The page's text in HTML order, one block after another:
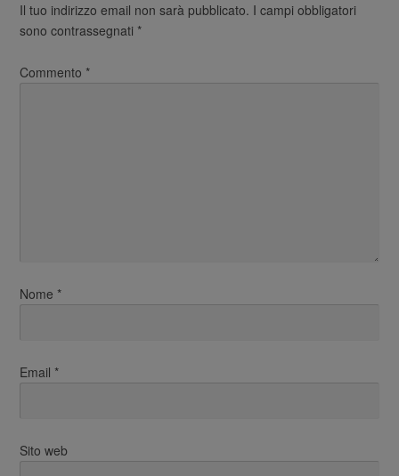
Il tuo indirizzo email non sarà pubblicato. I campi obbligatori
sono contrassegnati*
Commento*
Nome*
Email*
Sito web